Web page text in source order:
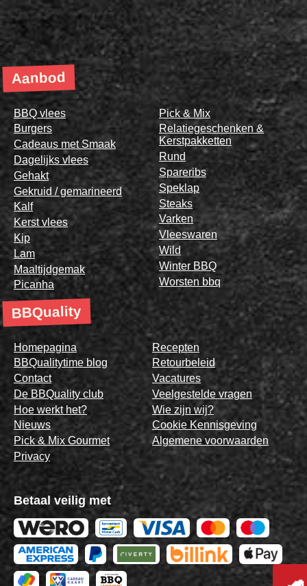
Aanbod
BBQ vlees
Burgers
Cadeaus met Smaak
Dagelijks vlees
Gehakt
Gekruid / gemarineerd
Kalf
Kerst vlees
Kip
Lam
Maaltijdgemak
Picanha
Pick & Mix
Relatiegeschenken &
Kerstpakketten
Rund
Spareribs
Speklap
Steaks
Varken
Vleeswaren
Wild
Winter BBQ
Worsten bbq
BBQuality
Homepagina
BBQualitytime blog
Contact
De BBQuality club
Hoe werkt het?
Nieuws
Pick & Mix Gourmet
Privacy
Recepten
Retourbeleid
Vacatures
Veelgestelde vragen
Wie zijn wij?
Cookie Kennisgeving
Algemene voorwaarden
Betaal veilig met